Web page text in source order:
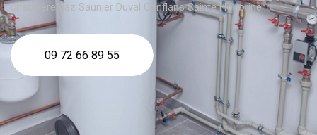
chaudière gaz Saunier Duval Conflans Sainte Honorine
09 72 66 89 55